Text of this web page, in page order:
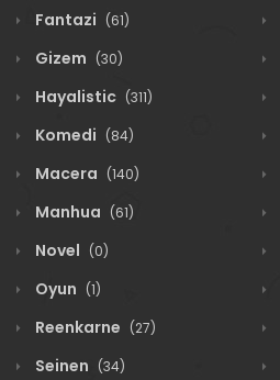
Fantazi (61)
Gizem (30)
Hayalistic (311)
Komedi (84)
Macera (140)
Manhua (61)
Novel (0)
Oyun (1)
Reenkarne (27)
Seinen (34)